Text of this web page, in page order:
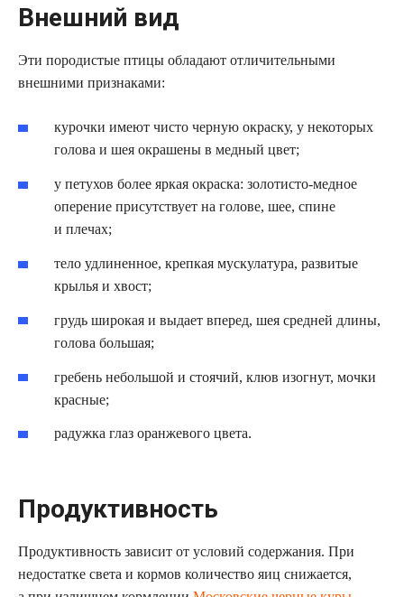
Внешний вид
Эти породистые птицы обладают отличительными
внешними признаками:
курочки имеют чисто черную окраску, у некоторых
голова и шея окрашены в медный цвет;
у петухов более яркая окраска: золотисто-медное
оперение присутствует на голове, шее, спине
и плечах;
тело удлиненное, крепкая мускулатура, развитые
крылья и хвост;
грудь широкая и выдает вперед, шея средней длины,
голова большая;
гребень небольшой и стоячий, клюв изогнут, мочки
красные;
радужка глаз оранжевого цвета.
Продуктивность
Продуктивность зависит от условий содержания. При
недостатке света и кормов количество яиц снижается,